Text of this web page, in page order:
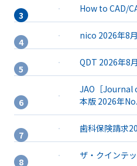
How to CAD/
nico 2026年8
QDT 2026年8
JAO［
本版 2026年
歯科保険請求
ザ・クインテ